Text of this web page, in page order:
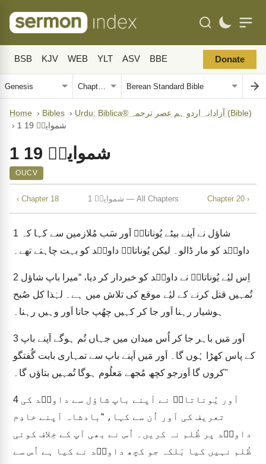
BSB KJV WEB YLT ASV BBE Donate
Home › Bibles ›
Urdu: Biblica® آزادانہ اردو ہم عصر ترجمہ (Bible)
›
1 شموایلؔ 19
1 شموایلؔ 19
OUCV
‹ Chapter 18 1 شموایلؔ — All Chapters Chapter 20 ›
1
داویؔد کو مار ڈالو۔ لیکن یُوناتانؔ داویؔد کو بہت چاہتے تھے۔
2
تُمہیں قتل کرنے کے لیٔے موقع کی تلاش میں ہے۔ لہٰذا کل صُبح
ہوشیار رہنا اَور جا کر کہیں چھُپ جانا اَور وہیں رہنا۔
3
کے پاس کھڑا ہُوں گا۔ اَور مَیں اَپنے باپ سے تمہاری بابت گُفتگو
کروں گا اَورجو کچھ مُجھے مَعلُوم ہوگا تُمہیں بتاؤں گا۔"
4
تعریف کی اَور اُن سے کہا، “بادشاہ اَپنے خادِم
داویؔد پر ظُلم نہ کریں۔ اُس نے بھی آپ کے خِلاف کوئی
ظُلم نہیں کیا بَلکہ جو کچھ داویؔد نے کیا ہے اُس سے